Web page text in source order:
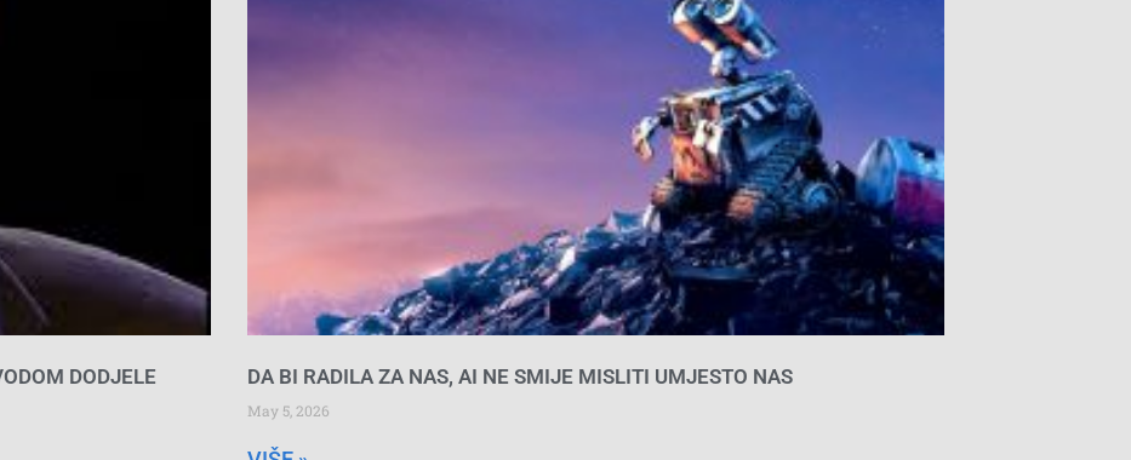
DODJELE
DA BI RADILA ZA NAS, AI NE SMIJE MISLITI UMJESTO NAS
May 5, 2026